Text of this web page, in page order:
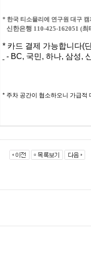
* 한국 티소믈리에 연구원 대구
신한은행 110-425-162051 (최
* 카드 결제 가능합니다(
- BC, 국민, 하나, 삼성,
* 주차 공간이 협소하오니 가급적